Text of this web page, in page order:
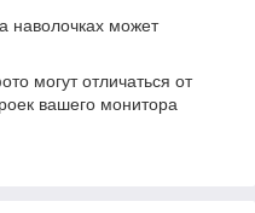
наволочках может
могут отличаться от
вашего монитора